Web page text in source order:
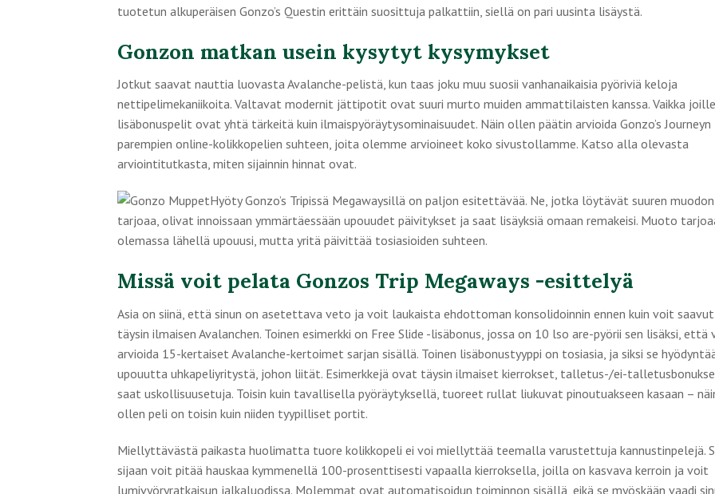
tuotetun alkuperäisen Gonzo’s Questin erittäin suosittuja palkattiin, siellä on pari uusinta lisäystä.
Gonzon matkan usein kysytyt kysymykset
Jotkut saavat nauttia luovasta Avalanche-pelistä, kun taas joku muu suosii vanhanaikaisia ​​pyöriviä keloja
nettipelimekaniikoita. Valtavat modernit jättipotit ovat suuri murto muiden ammattilaisten kanssa. Vaikka
lisäbonuspelit ovat yhtä tärkeitä kuin ilmaispyöräytysominaisuudet. Näin ollen päätin arvioida Gonzo’s Journeyn
parempien online-kolikkopelien suhteen, joita olemme arvioineet koko sivustollamme. Katso alla olevasta
arviointitutkasta, miten sijainnin hinnat ovat.
Hyöty Gonzo’s Tripissä Megawaysillä on paljon esitettävää. Ne, jotka löytävät suuren muodon
tarjoaa, olivat innoissaan ymmärtäessään upouudet päivitykset ja saat lisäyksiä omaan remakeisi. Muoto
olemassa lähellä upouusi, mutta yritä päivittää tosiasioiden suhteen.
Missä voit pelata Gonzos Trip Megaways -esittelyä
Asia on siinä, että sinun on asetettava veto ja voit laukaista ehdottoman konsolidoinnin ennen kuin voit
täysin ilmaisen Avalanchen. Toinen esimerkki on Free Slide -lisäbonus, jossa on 10 lso are-pyörii sen lisäksi, että
arvioida 15-kertaiset Avalanche-kertoimet sarjan sisällä. Toinen lisäbonustyyppi on tosiasia, ja siksi se
upouutta uhkapeliyritystä, johon liität. Esimerkkejä ovat täysin ilmaiset kierrokset, talletus-/ei-
saat uskollisuusetuja. Toisin kuin tavallisella pyöräytyksellä, tuoreet rullat liukuvat pinoutuakseen kasaan –
ollen peli on toisin kuin niiden tyypilliset portit.
Miellyttävästä paikasta huolimatta tuore kolikkopeli ei voi miellyttää teemalla varustettuja kannustinpelejä.
sijaan voit pitää hauskaa kymmenellä 100-prosenttisesti vapaalla kierroksella, joilla on kasvava kerroin ja voit
lumivyöryratkaisun jalkaluodissa. Molemmat ovat automatisoidun toiminnon sisällä, eikä se myöskään vaadi